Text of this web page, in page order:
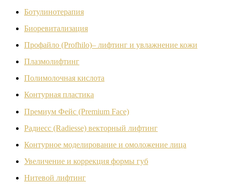
Ботулинотерапия
Биоревитализация
Профайло (Profhilo)– лифтинг и увлажнение кожи
Плазмолифтинг
Полимолочная кислота
Контурная пластика
Премиум Фейс (Premium Face)
Радиесс (Radiesse) векторный лифтинг
Контурное моделирование и омоложение лица
Увеличение и коррекция формы губ
Нитевой лифтинг